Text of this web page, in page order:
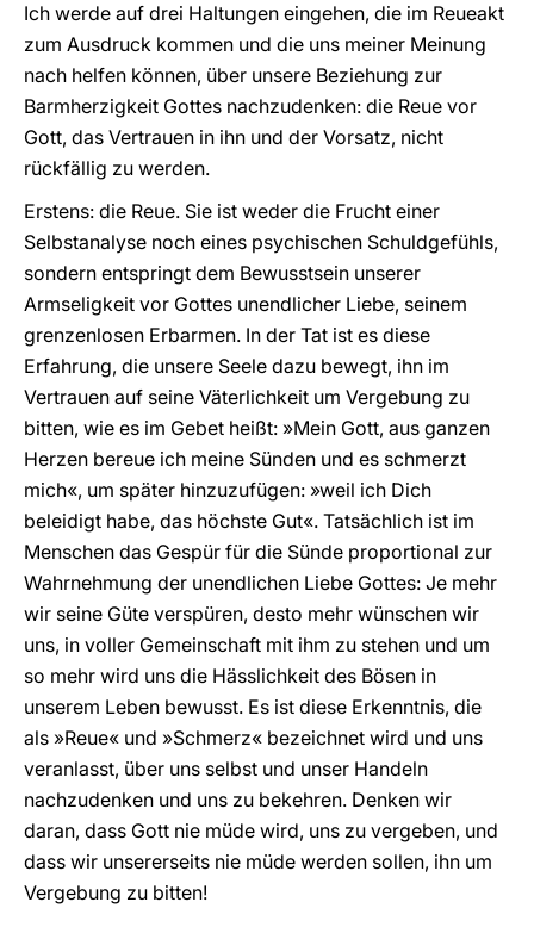
Ich werde auf drei Haltungen eingehen, die im Reueakt
zum Ausdruck kommen und die uns meiner Meinung
nach helfen können, über unsere Beziehung zur
Barmherzigkeit Gottes nachzudenken: die Reue vor
Gott, das Vertrauen in ihn und der Vorsatz, nicht
rückfällig zu werden.
Erstens: die Reue. Sie ist weder die Frucht einer
Selbstanalyse noch eines psychischen Schuldgefühls,
sondern entspringt dem Bewusstsein unserer
Armseligkeit vor Gottes unendlicher Liebe, seinem
grenzenlosen Erbarmen. In der Tat ist es diese
Erfahrung, die unsere Seele dazu bewegt, ihn im
Vertrauen auf seine Väterlichkeit um Vergebung zu
bitten, wie es im Gebet heißt: »Mein Gott, aus ganzen
Herzen bereue ich meine Sünden und es schmerzt
mich«, um später hinzuzufügen: »weil ich Dich
beleidigt habe, das höchste Gut«. Tatsächlich ist im
Menschen das Gespür für die Sünde proportional zur
Wahrnehmung der unendlichen Liebe Gottes: Je mehr
wir seine Güte verspüren, desto mehr wünschen wir
uns, in voller Gemeinschaft mit ihm zu stehen und um
so mehr wird uns die Hässlichkeit des Bösen in
unserem Leben bewusst. Es ist diese Erkenntnis, die
als »Reue« und »Schmerz« bezeichnet wird und uns
veranlasst, über uns selbst und unser Handeln
nachzudenken und uns zu bekehren. Denken wir
daran, dass Gott nie müde wird, uns zu vergeben, und
dass wir unsererseits nie müde werden sollen, ihn um
Vergebung zu bitten!